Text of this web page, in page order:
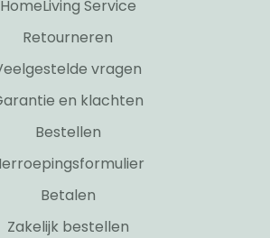
HomeLiving Service
Retourneren
vragen
en klachten
Bestellen
Betalen
Zakelijk bestellen